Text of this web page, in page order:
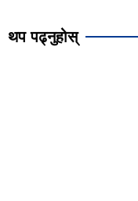
थप पढ्नुहोस्